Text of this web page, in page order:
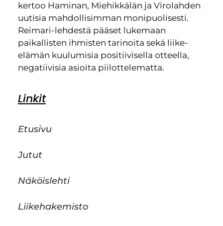
kertoo Haminan, Miehikkälän ja Virolahden
uutisia mahdollisimman monipuolisesti.
Reimari-lehdestä pääset lukemaan
paikallisten ihmisten tarinoita sekä liike-
elämän kuulumisia positiivisella otteella,
negatiivisia asioita piilottelematta.
Linkit
Etusivu
Jutut
Näköislehti
Liikehakemisto